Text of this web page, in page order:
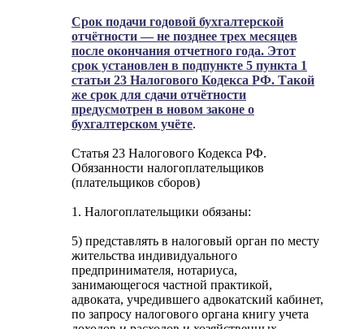
Срок подачи годовой бухгалтерской
отчётности — не позднее трех месяцев
после окончания отчетного года. Этот
срок установлен в подпункте 5 пункта 1
статьи 23 Налогового Кодекса РФ. Такой
же срок для сдачи отчётности
предусмотрен в новом законе о
бухгалтерском учёте.
Статья 23 Налогового Кодекса РФ.
Обязанности налогоплательщиков
(плательщиков сборов)
1. Налогоплательщики обязаны:
5) представлять в налоговый орган по месту
жительства индивидуального
предпринимателя, нотариуса,
занимающегося частной практикой,
адвоката, учредившего адвокатский кабинет,
по запросу налогового органа книгу учета